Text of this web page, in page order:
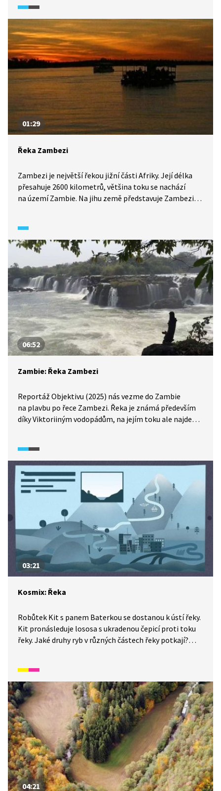
tak jedny z největších umělých nádrží na americkém
kontinentu, Lake Powell a Lake Mead.
01:29
Řeka Zambezi
Zambezi je největší řekou jižní části Afriky. Její délka
přesahuje 2600 kilometrů, většina toku se nachází
na území Zambie. Na jihu země představuje Zambezi
spatřit neporušenou přírodu včetně četných ostrůvků.
06:52
Zambie: Řeka Zambezi
Reportáž Objektivu (2025) nás vezme do Zambie
na plavbu po řece Zambezi. Řeka je známá především
díky Viktoriiným vodopádům, na jejím toku ale najdeme
Zambezi nejen pro turisty, ale zejména pro tamní
obyvatele a ekosystém. Kvůli klimatické změně však
čelí řeka a život v ní i jejím okolí mnoha problémům
a výzvám.
03:21
Kosmix: Řeka
Robůtek Kit s panem Baterkou se dostanou k ústí řeky.
Kit pronásleduje lososa s ukradenou čepicí proti toku
řeky. Jaké druhy ryb v různých částech řeky potkají?
04:21